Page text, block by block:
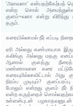
'அளவளா' என்பதற்கேற்பத்
என்ற சொல்
குளம்+வளா என்று
தரும்.
கரையில்லாமல் நீர் எப்படி
ஏரி அல்லது கண்மாயாக
கலிங்கு அல்லது மதகு
ஆனால் குளத்து நீரைத்
மண்ணாலான கரை
கரையுமில்லாவிட்டால்
நிரம்ப முடியும்?
போலும் என்றது குளம் நீர்
என்ற கருத்தைச்
உள்ளன்புடன் பழகாதவனுடன்